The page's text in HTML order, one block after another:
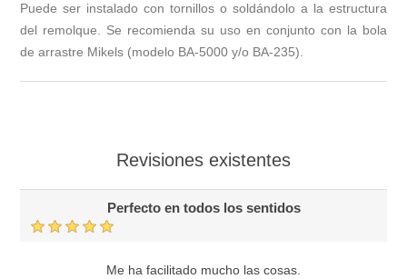
Puede ser instalado con tornillos o soldándolo a la estructura
del remolque. Se recomienda su uso en conjunto con la bola
de arrastre Mikels (modelo BA-5000 y/o BA-235).
Revisiones existentes
Perfecto en todos los sentidos
Me ha facilitado mucho las cosas.